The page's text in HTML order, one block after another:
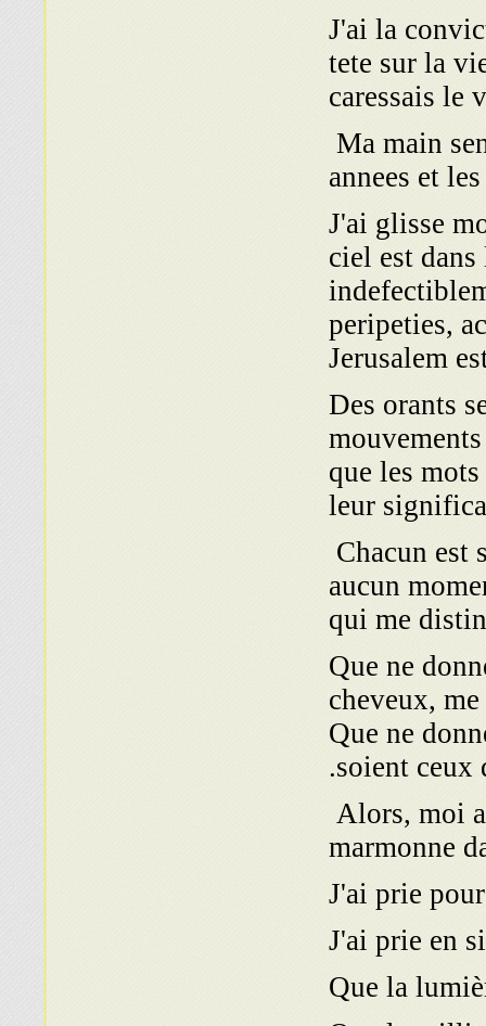
J'ai la
tete sur la
caressais le
Ma main
annees et
J'ai glisse
ciel est
peripeties,
Jerusalem
Des orants
que les
leur
Chacun est
aucun
qui me
Que ne
cheveux,
Que ne
soient ceux
Alors, moi
marmonne
J'ai prie
J'ai prie en
Que la